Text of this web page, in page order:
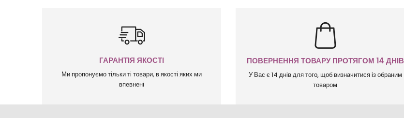
ГАРАНТІЯ ЯКОСТІ
Ми пропонуємо тільки ті товари, в якості яких ми
впевнені
ПОВЕРНЕННЯ ТОВАРУ ПРОТЯГОМ 14 ДНІВ
У Вас є 14 днів для того, щоб визначитися із обраним
товаром